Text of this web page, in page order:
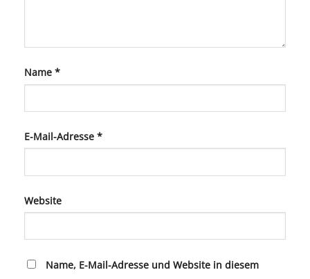
Name *
E-Mail-Adresse *
Website
Name, E-Mail-Adresse und Website in diesem